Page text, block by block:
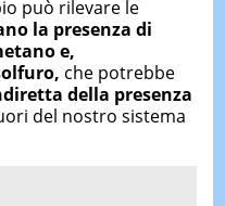
può rilevare le
la presenza di
e,
che potrebbe
della presenza
del nostro sistema